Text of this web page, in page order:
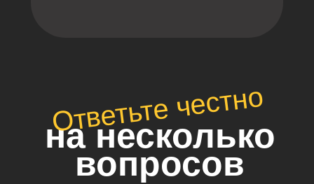
на несколько
вопросов
Ответьте честно